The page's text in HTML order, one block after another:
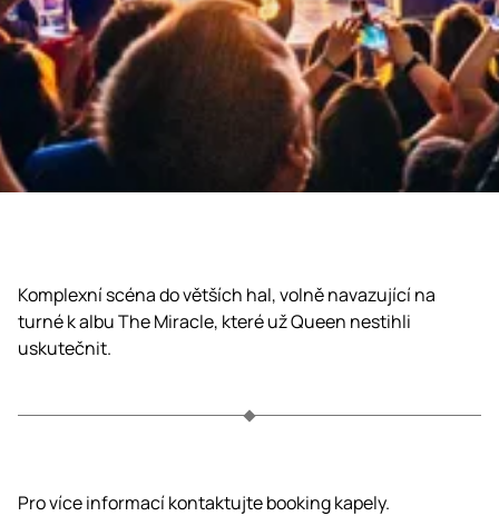
Komplexní scéna do větších hal, volně navazující na
turné k albu The Miracle, které už Queen nestihli
uskutečnit.
Pro více informací kontaktujte booking kapely.